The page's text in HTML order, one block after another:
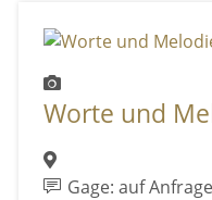
Worte und
Gage: auf Anfrage